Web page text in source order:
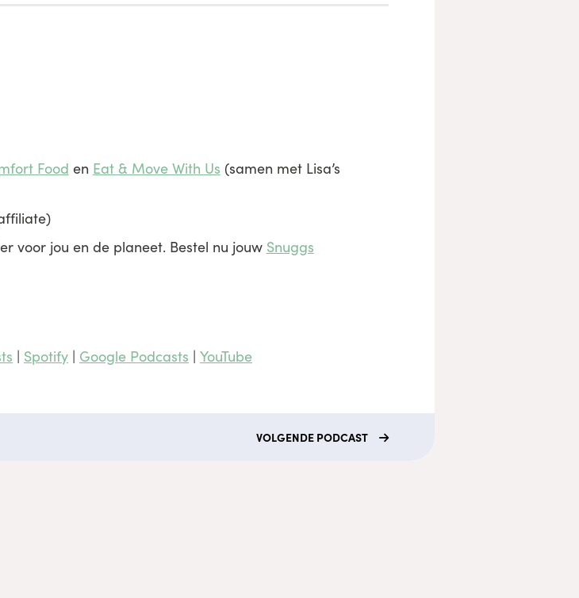
Food en Eat & Move With Us (samen met Lisa’s
voor jou en de planeet. Bestel nu jouw Snuggs
| Spotify | Google Podcasts | YouTube
VOLGENDE PODCAST